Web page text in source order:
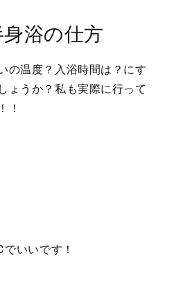
浴の仕方
の温度？入浴時間は？にす
ょうか？私も実際に行って
！
いいです！